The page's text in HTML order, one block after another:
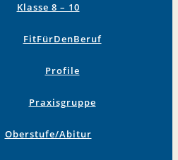
Klasse 8 – 10
FitFürDenBeruf
Profile
Praxisgruppe
Oberstufe/Abitur